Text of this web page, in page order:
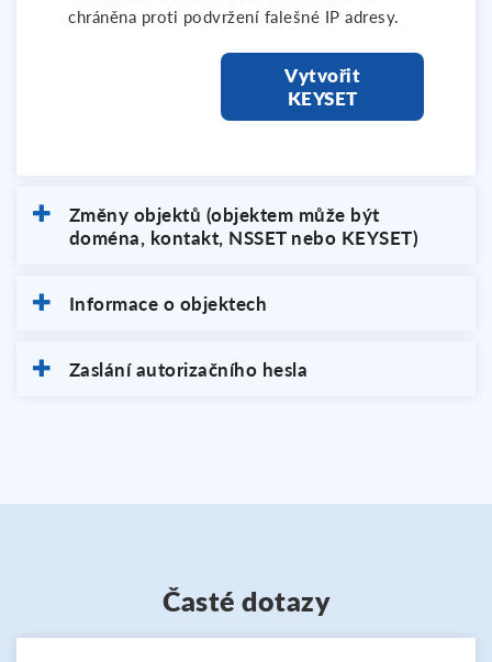
chráněna proti podvržení falešné IP adresy.
Vytvořit
KEYSET
Změny objektů (objektem může být
doména, kontakt, NSSET nebo KEYSET)
Informace o objektech
Zaslání autorizačního hesla
Časté dotazy